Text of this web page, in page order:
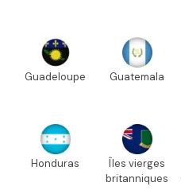
Guadeloupe Guatemala
Honduras
Îles vierges
britanniques